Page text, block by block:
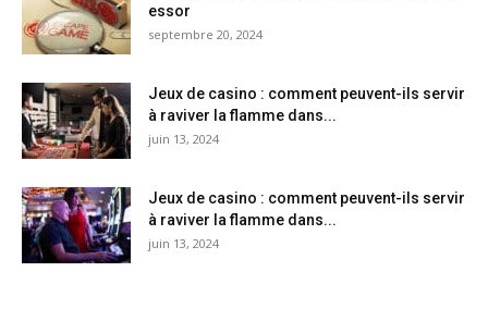
essor
septembre 20, 2024
Jeux de casino : comment peuvent-ils servir
à raviver la flamme dans...
juin 13, 2024
Jeux de casino : comment peuvent-ils servir
à raviver la flamme dans...
juin 13, 2024